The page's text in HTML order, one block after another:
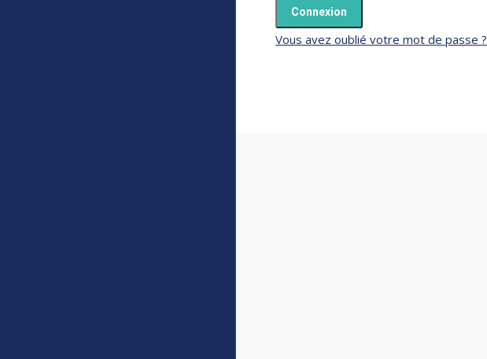
Vous avez oublié votre mot de passe ?